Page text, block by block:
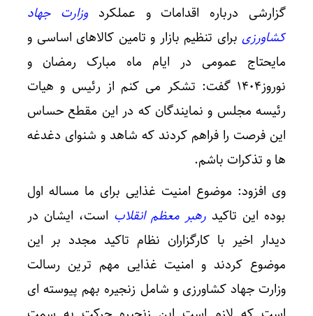
گزارشی درباره اقدامات و عملکردوزارت جهاد
کشاورزی برای تنظیم بازار و تامین کالاهای اساسی و
مایحتاج عمومی در ایام ماه مبارک رمضان و
نوروز۱۴۰۴ گفت: تشکر می کنم از رئیس و هیات
رئیسه مجلس و نمایندگان که در این مقطع حساس
این فرصت را فراهم کردند که شاهد و شنوای دغدغه
ها و تذکرات باشم.
وی افزود: موضوع امنیت غذایی برای ما مساله اول
بوده این تاکید رهبر معظم انقلاب است، ایشان در
دیدار اخیر با کارگزاران نظام تاکید مجدد بر این
موضوع کردند و امنیت غذایی مهم ترین رسالت
وزارت جهاد کشاورزی و شامل زنجیره بهم پیوسته ای